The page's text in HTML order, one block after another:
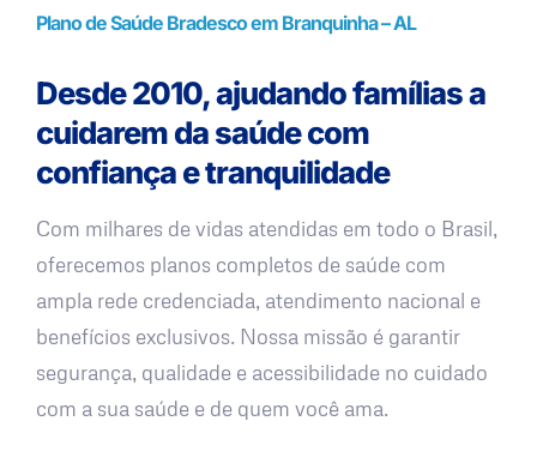
Plano de Saúde Bradesco em Branquinha – AL
Desde 2010, ajudando famílias a
cuidarem da saúde com
confiança e tranquilidade
Com milhares de vidas atendidas em todo o Brasil,
oferecemos planos completos de saúde com
ampla rede credenciada, atendimento nacional e
benefícios exclusivos. Nossa missão é garantir
segurança, qualidade e acessibilidade no cuidado
com a sua saúde e de quem você ama.